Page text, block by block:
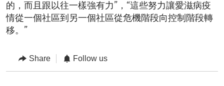
的，而且跟以往一樣強有力”，“這些努力讓愛滋病疫
情從一個社區到另一個社區從危機階段向控制階段轉
移。”
Share Follow us